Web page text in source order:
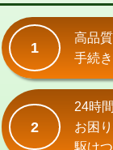
式・ワンホール）
交換・取付(排
（P/S/ポップア
交換・取付（そ
持込商品取付（
1
高品
手続
2
24時
お困
駆け